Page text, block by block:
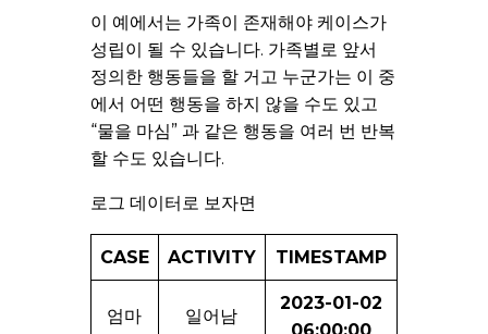
이 예에서는 가족이 존재해야 케이스가
성립이 될 수 있습니다. 가족별로 앞서
정의한 행동들을 할 거고 누군가는 이 중
에서 어떤 행동을 하지 않을 수도 있고
“물을 마심” 과 같은 행동을 여러 번 반복
할 수도 있습니다.
로그 데이터로 보자면
CASE ACTIVITY TIMESTAMP
엄마 일어남
2023-01-02